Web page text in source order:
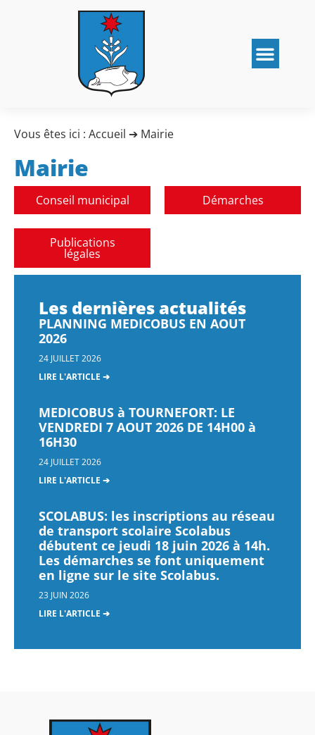
Vous êtes ici : Accueil ➔ Mairie
Mairie
Conseil municipal Démarches
Publications
légales
Les dernières actualités
PLANNING MEDICOBUS EN AOUT
2026
24 JUILLET 2026
LIRE L'ARTICLE ➔
MEDICOBUS à TOURNEFORT: LE
VENDREDI 7 AOUT 2026 DE 14H00 à
16H30
24 JUILLET 2026
LIRE L'ARTICLE ➔
SCOLABUS: les inscriptions au réseau
de transport scolaire Scolabus
débutent ce jeudi 18 juin 2026 à 14h.
Les démarches se font uniquement
en ligne sur le site Scolabus.
23 JUIN 2026
LIRE L'ARTICLE ➔